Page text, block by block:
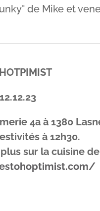
de Mike et
4a à 1380
à 12h30.
sur la cuisine